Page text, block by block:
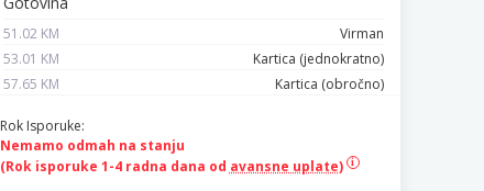
51.02 KM
Virman
53.01 KM
Kartica (jednokratno)
57.65 KM
Kartica (obročno)
Rok Isporuke:
Nemamo odmah na stanju
(Rok isporuke 1-4 radna dana od avansne uplate)